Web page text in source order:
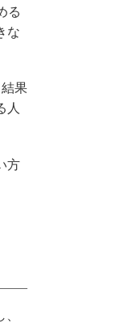
る
な
果
人
方